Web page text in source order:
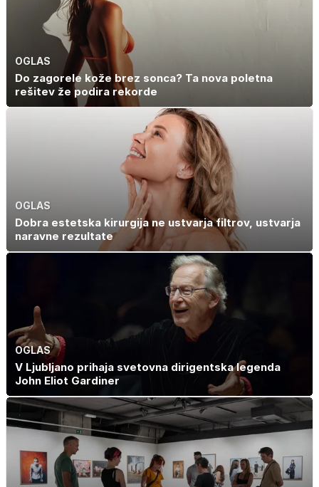
OGLAS
Do zagorele kože brez sonca? Ta nova poletna
rešitev že podira rekorde
OGLAS
Dobra estetska kirurgija ne ustvarja filtrov, ustvarja
naravne rezultate
OGLAS
V Ljubljano prihaja svetovna dirigentska legenda
John Eliot Gardiner